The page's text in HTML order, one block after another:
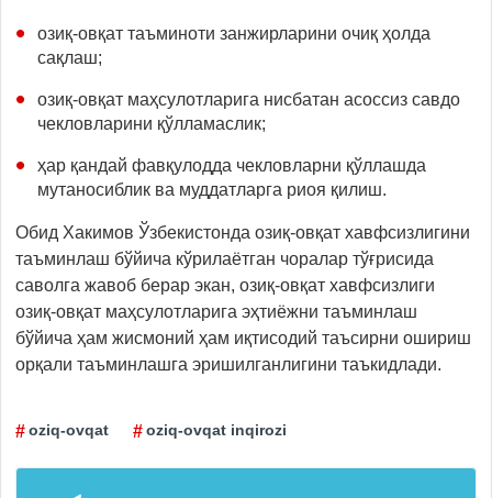
озиқ-овқат таъминоти занжирларини очиқ ҳолда
сақлаш;
озиқ-овқат маҳсулотларига нисбатан асоссиз савдо
чекловларини қўлламаслик;
ҳар қандай фавқулодда чекловларни қўллашда
мутаносиблик ва муддатларга риоя қилиш.
Обид Хакимов Ўзбекистонда озиқ-овқат хавфсизлигини
таъминлаш бўйича кўрилаётган чоралар тўғрисида
саволга жавоб берар экан, озиқ-овқат хавфсизлиги
озиқ-овқат маҳсулотларига эҳтиёжни таъминлаш
бўйича ҳам жисмоний ҳам иқтисодий таъсирни ошириш
орқали таъминлашга эришилганлигини таъкидлади.
oziq-ovqat oziq-ovqat inqirozi